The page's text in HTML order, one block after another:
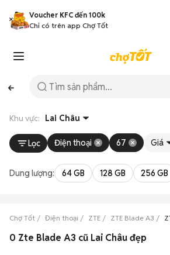
Voucher KFC đến 100k
Chỉ có trên app Chợ Tốt
Khu vực: Lai Châu
Lọc Điện thoại 67 Giá
Dung lượng: 64 GB 128 GB 256 GB
Chợ Tốt Điện thoại ZTE ZTE Blade A3
0 Zte Blade A3 cũ Lai Châu đẹp